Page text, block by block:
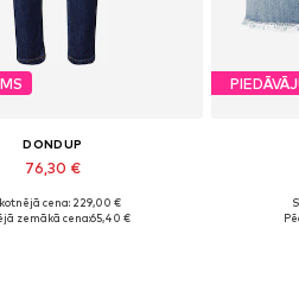
DONDUP
76,30 €
izmēri: 25, 30
cena: 229,00 €
zemākā cena:65,40 €